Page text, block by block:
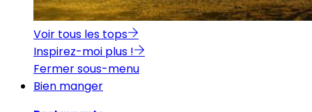
Voir tous les tops
Inspirez-moi plus !
Fermer sous-menu
Bien manger